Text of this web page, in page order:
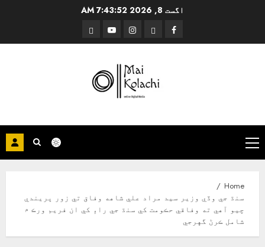
اگست 8, 2026 7:43:53 AM
Facebook
Instagram
YouTube
Threads
Primary
Menu
Home
سنڌ جي وڏي وزير سيد مراد علي شاهه وفاق تي زور ڀريندي
چيو آهي ته وفاقي حڪومت کي سنڌ جي راءِ کي ان فريم ورڪ ۾
شامل ڪرڻ گهرجي